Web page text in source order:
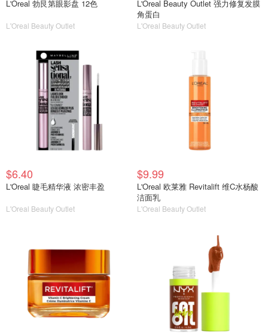
L'Oreal 勃艮第眼影盘 12色
L'Oreal Beauty Outlet
L'Oreal Beauty Outlet 强力修复发膜
角蛋白
L'Oreal Beauty Outlet
$6.40
L'Oreal 睫毛精华液 浓密丰盈
L'Oreal Beauty Outlet
$9.99
L'Oreal 欧莱雅 Revitalift 维C水杨酸
洁面乳
L'Oreal Beauty Outlet